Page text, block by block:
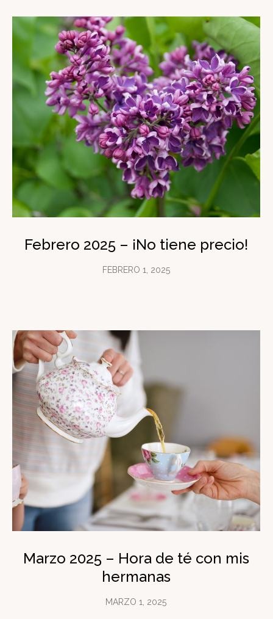
Febrero 2025 – ¡No tiene precio!
FEBRERO 1, 2025
Marzo 2025 – Hora de té con mis
hermanas
MARZO 1, 2025